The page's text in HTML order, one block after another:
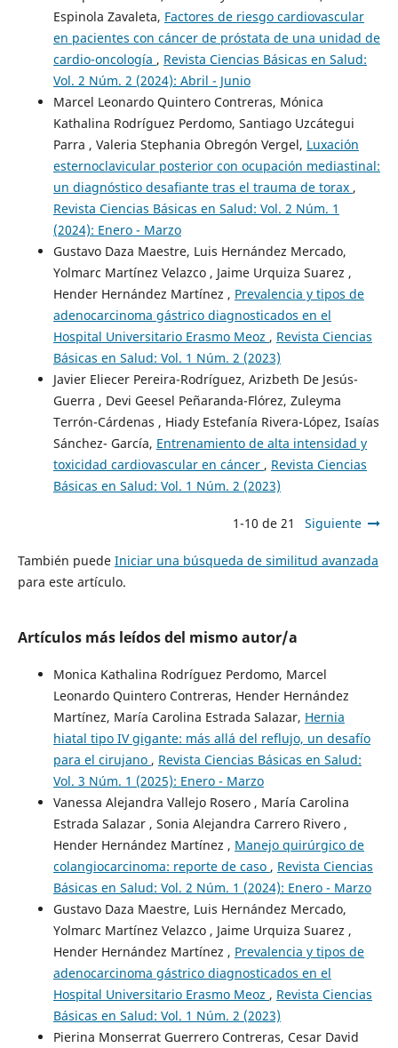
Espinola Zavaleta, Factores de riesgo cardiovascular
en pacientes con cáncer de próstata de una unidad de
cardio-oncología , Revista Ciencias Básicas en Salud:
Vol. 2 Núm. 2 (2024): Abril - Junio
Marcel Leonardo Quintero Contreras, Mónica
Kathalina Rodríguez Perdomo, Santiago Uzcátegui
Parra , Valeria Stephania Obregón Vergel, Luxación
esternoclavicular posterior con ocupación mediastinal:
un diagnóstico desafiante tras el trauma de torax ,
Revista Ciencias Básicas en Salud: Vol. 2 Núm. 1
(2024): Enero - Marzo
Gustavo Daza Maestre, Luis Hernández Mercado,
Yolmarc Martínez Velazco , Jaime Urquiza Suarez ,
Hender Hernández Martínez , Prevalencia y tipos de
adenocarcinoma gástrico diagnosticados en el
Hospital Universitario Erasmo Meoz , Revista Ciencias
Básicas en Salud: Vol. 1 Núm. 2 (2023)
Javier Eliecer Pereira-Rodríguez, Arizbeth De Jesús-
Guerra , Devi Geesel Peñaranda-Flórez, Zuleyma
Terrón-Cárdenas , Hiady Estefanía Rivera-López, Isaías
Sánchez- García, Entrenamiento de alta intensidad y
toxicidad cardiovascular en cáncer , Revista Ciencias
Básicas en Salud: Vol. 1 Núm. 2 (2023)
1-10 de 21 Siguiente
También puede Iniciar una búsqueda de similitud avanzada
para este artículo.
Artículos más leídos del mismo autor/a
Monica Kathalina Rodríguez Perdomo, Marcel
Leonardo Quintero Contreras, Hender Hernández
Martínez, María Carolina Estrada Salazar, Hernia
hiatal tipo IV gigante: más allá del reflujo, un desafío
para el cirujano , Revista Ciencias Básicas en Salud:
Vol. 3 Núm. 1 (2025): Enero - Marzo
Vanessa Alejandra Vallejo Rosero , María Carolina
Estrada Salazar , Sonia Alejandra Carrero Rivero ,
Hender Hernández Martínez , Manejo quirúrgico de
colangiocarcinoma: reporte de caso , Revista Ciencias
Básicas en Salud: Vol. 2 Núm. 1 (2024): Enero - Marzo
Gustavo Daza Maestre, Luis Hernández Mercado,
Yolmarc Martínez Velazco , Jaime Urquiza Suarez ,
Hender Hernández Martínez , Prevalencia y tipos de
adenocarcinoma gástrico diagnosticados en el
Hospital Universitario Erasmo Meoz , Revista Ciencias
Básicas en Salud: Vol. 1 Núm. 2 (2023)
Pierina Monserrat Guerrero Contreras, Cesar David